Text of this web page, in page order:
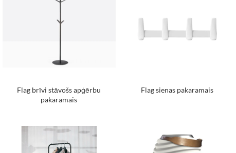
Flag brīvi stāvošs apģērbu
pakaramais
Flag sienas pakaramais